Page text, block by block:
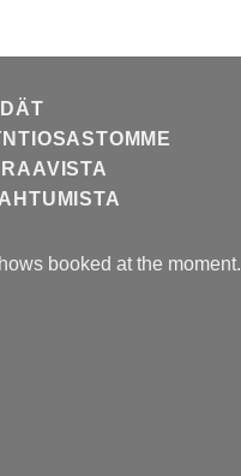
booked at the moment.